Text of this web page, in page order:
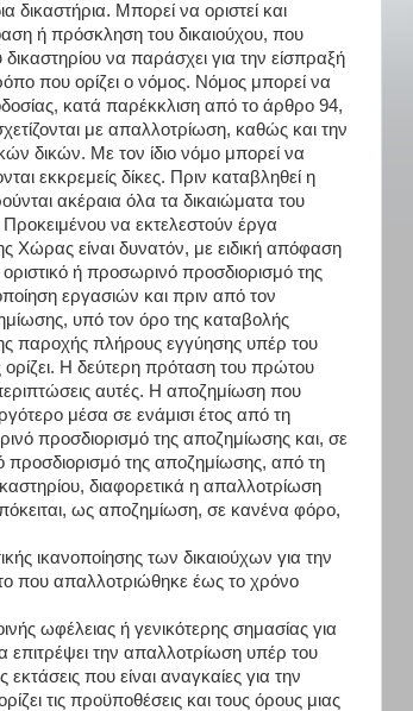
Μπορεί να οριστεί και
ή πρόσκληση του δικαιούχου, που
να παράσχει για την είσπραξή
που ορίζει ο νόμος. Νόμος μπορεί να
κατά παρέκκλιση από το άρθρο 94,
με απαλλοτρίωση, καθώς και την
δικών. Με τον ίδιο νόμο μπορεί να
εκκρεμείς δίκες. Πριν καταβληθεί η
ακέραια όλα τα δικαιώματα του
Προκειμένου να εκτελεστούν έργα
Χώρας είναι δυνατόν, με ειδική απόφαση
οριστικό ή προσωρινό προσδιορισμό της
εργασιών και πριν από τον
υπό τον όρο της καταβολής
παροχής πλήρους εγγύησης υπέρ του
Η δεύτερη πρόταση του πρώτου
αυτές. Η αποζημίωση που
μέσα σε ενάμισι έτος από τη
προσδιορισμό της αποζημίωσης και, σε
προσδιορισμό της αποζημίωσης, από τη
διαφορετικά η απαλλοτρίωση
ως αποζημίωση, σε κανένα φόρο,
ικανοποίησης των δικαιούχων για την
που απαλλοτριώθηκε έως το χρόνο
ωφέλειας ή γενικότερης σημασίας για
επιτρέψει την απαλλοτρίωση υπέρ του
που είναι αναγκαίες για την
τις προϋποθέσεις και τους όρους μιας